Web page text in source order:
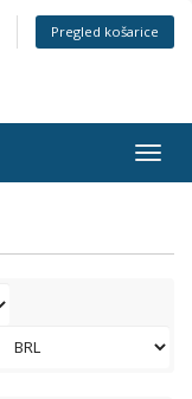
Pregled košarice